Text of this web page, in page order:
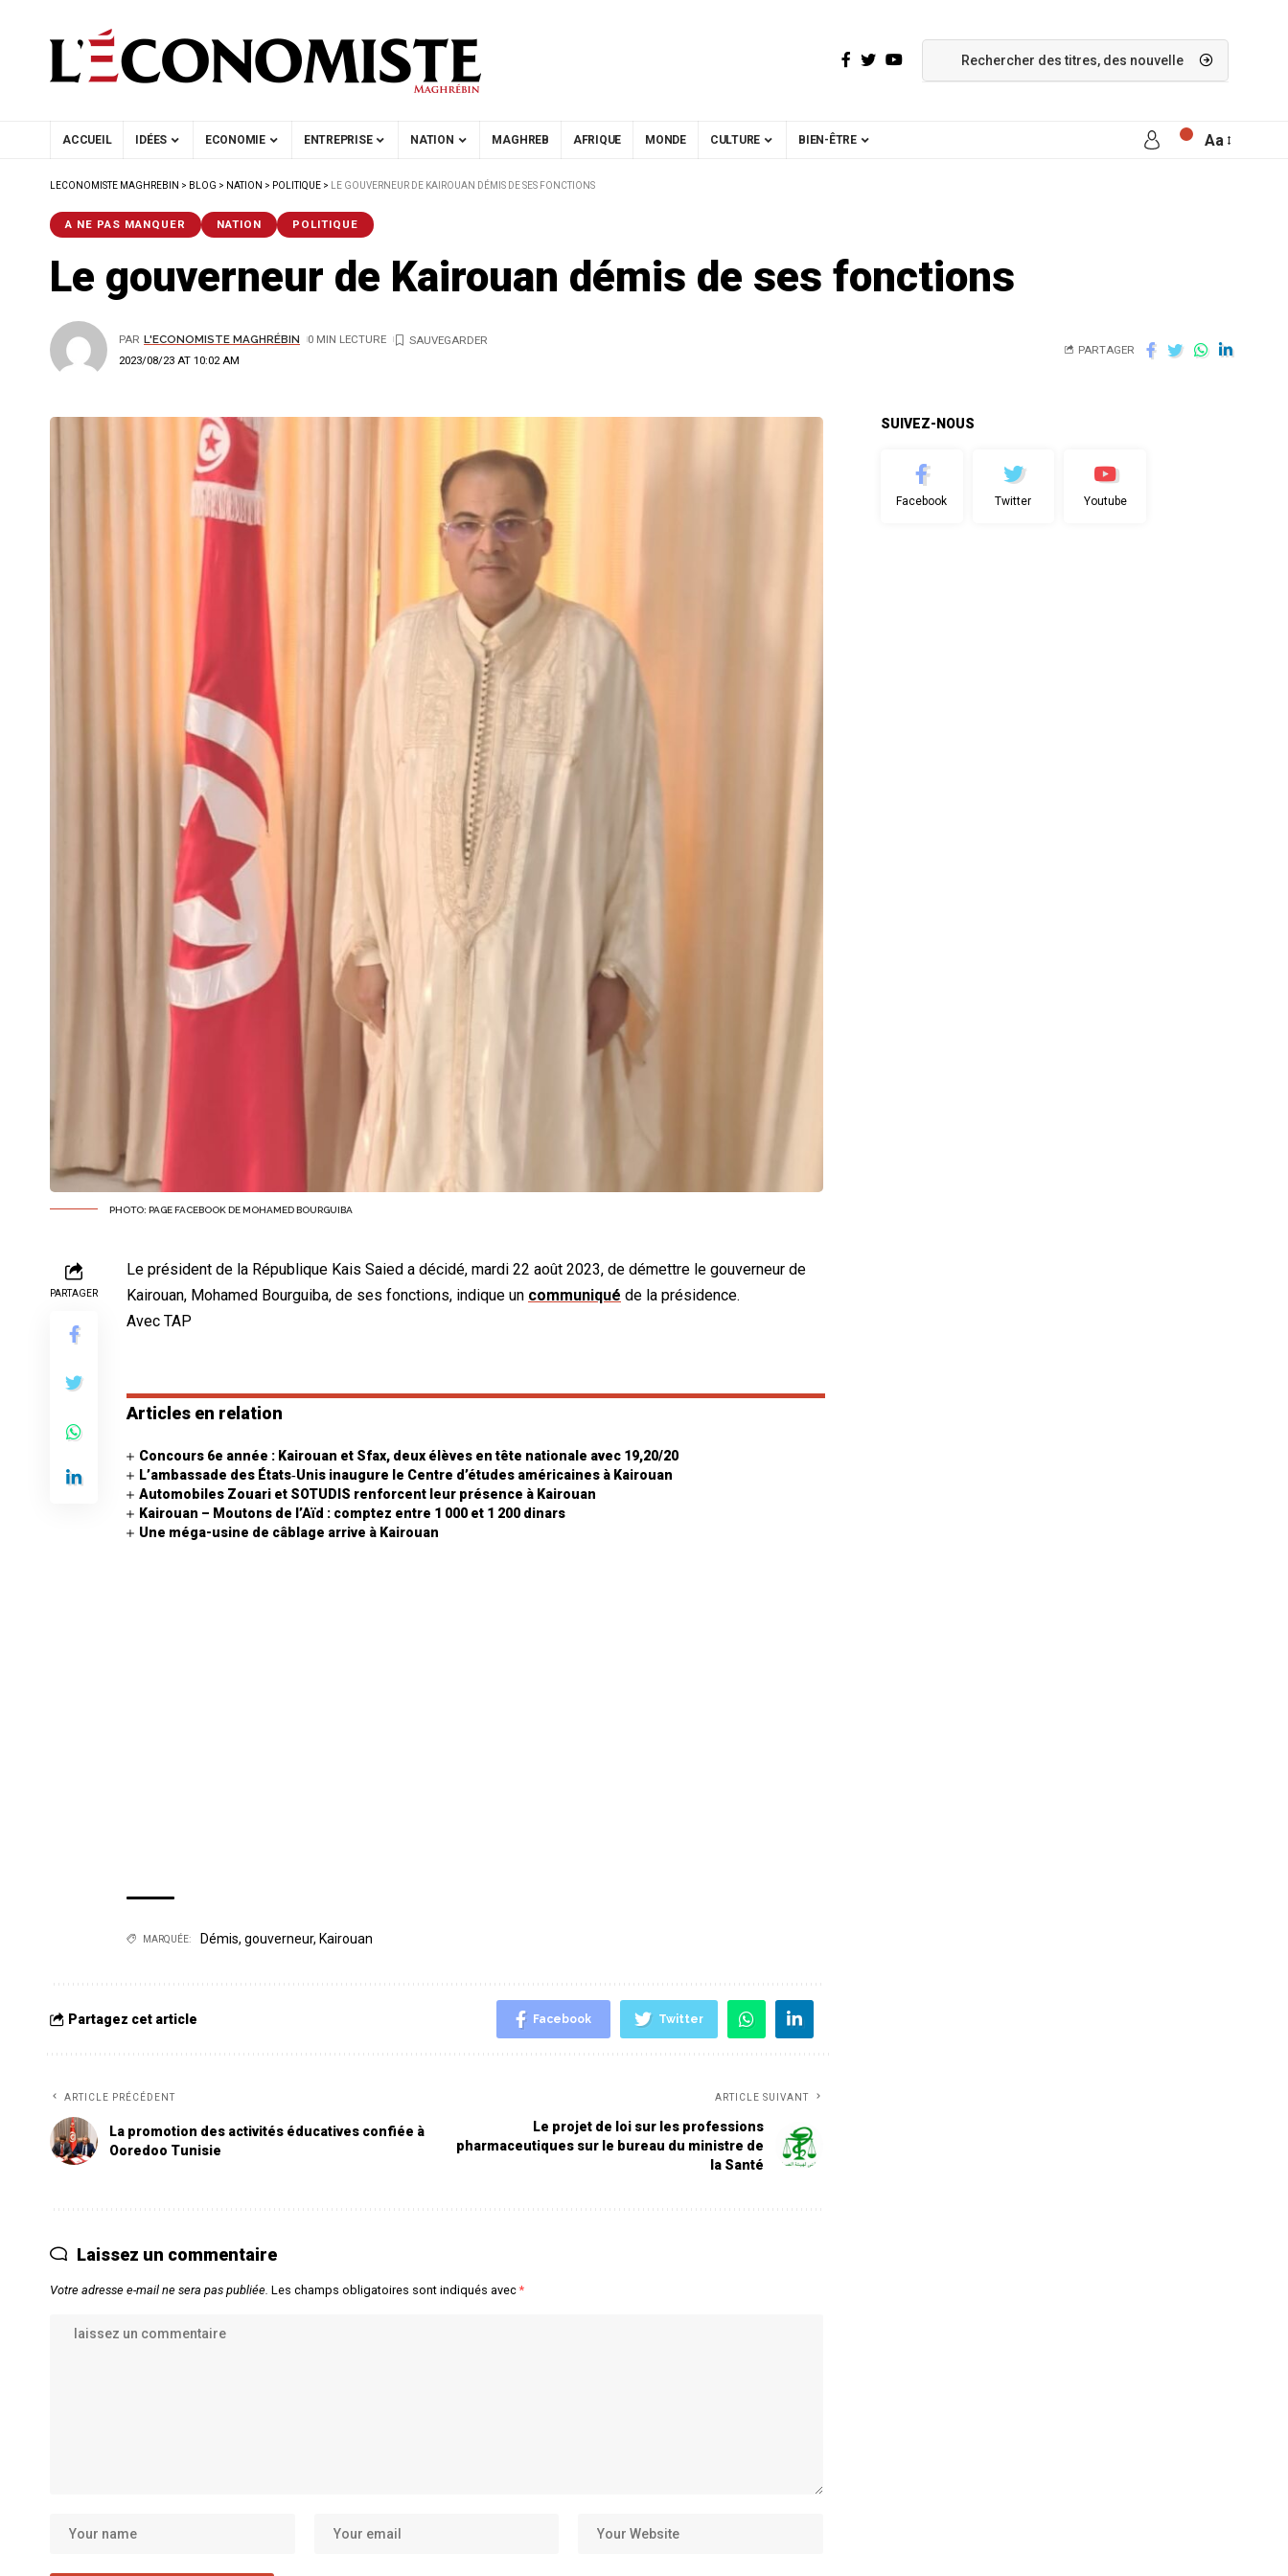
ACCUEIL IDÉES ECONOMIE ENTREPRISE NATION MAGHREB AFRIQUE MONDE CULTURE BIEN-ÊTRE Aa
LECONOMISTE MAGHREBIN > BLOG > NATION > POLITIQUE > LE GOUVERNEUR DE KAIROUAN DÉMIS DE SES FONCTIONS
A NE PAS MANQUER NATION POLITIQUE
Le gouverneur de Kairouan démis de ses fonctions
2023/08/23 AT 10:02 AM
PAR L'ECONOMISTE MAGHRÉBIN 0 MIN LECTURE
PARTAGER
PHOTO: PAGE FACEBOOK DE MOHAMED BOURGUIBA
PARTAGER
Le président de la République Kais Saied a décidé, mardi 22 août 2023, de démettre le gouverneur de
Kairouan, Mohamed Bourguiba, de ses fonctions, indique un communiqué de la présidence.
Avec TAP
Articles en relation
Concours 6e année : Kairouan et Sfax, deux élèves en tête nationale avec 19,20/20
L’ambassade des États‑Unis inaugure le Centre d’études américaines à Kairouan
Automobiles Zouari et SOTUDIS renforcent leur présence à Kairouan
Kairouan – Moutons de l’Aïd : comptez entre 1 000 et 1 200 dinars
Une méga-usine de câblage arrive à Kairouan
MARQUÉE: Démis, gouverneur, Kairouan
Partagez cet article Facebook Twitter
ARTICLE PRÉCÉDENT
La promotion des activités éducatives confiée à
Ooredoo Tunisie
ARTICLE SUIVANT
Le projet de loi sur les professions
pharmaceutiques sur le bureau du ministre de
la Santé
Laissez un commentaire
Votre adresse e-mail ne sera pas publiée. Les champs obligatoires sont indiqués avec*
SUIVEZ-NOUS
Facebook Twitter Youtube